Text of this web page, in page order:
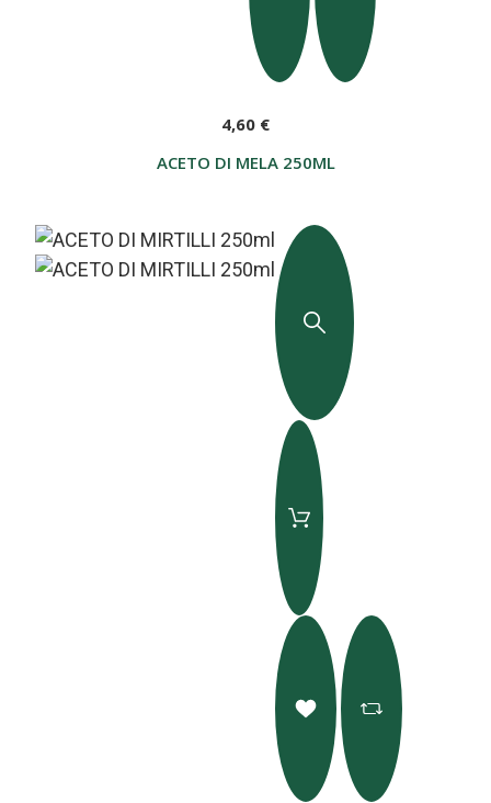
ACETO DI MELA 250ML
4,60 €